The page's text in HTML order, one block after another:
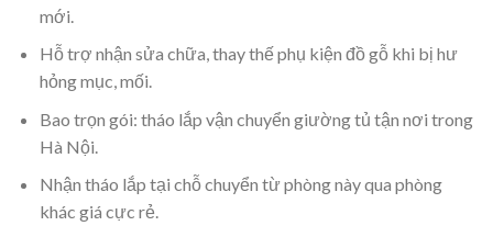
mới.
Hỗ trợ nhận sửa chữa, thay thế phụ kiện đồ gỗ khi bị hư
hỏng mục, mối.
Bao trọn gói: tháo lắp vận chuyển giường tủ tận nơi trong
Hà Nội.
Nhận tháo lắp tại chỗ chuyển từ phòng này qua phòng
khác giá cực rẻ.